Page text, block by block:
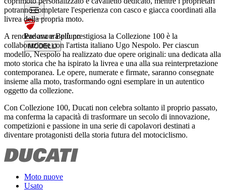
Padova e Belluno
MODELLI
potranno completare l'esperienza con casco e giacca coordinati alla
livrea della propria moto.
A rendere ancora più prestigiosa la Collezione 100 è la
collaborazione con l'artista italiano Ugo Nespolo. Per ciascun
modello, Nespolo ha realizzato due opere originali: una dedicata alla
moto storica che ha ispirato la livrea e una alla sua reinterpretazione
contemporanea. Le opere, numerate e firmate, saranno consegnate
insieme alla moto, trasformando ogni esemplare in un autentico
oggetto da collezione.
Con Collezione 100, Ducati non celebra soltanto il proprio passato,
ma conferma la capacità di trasformare un secolo di innovazione,
competizioni e passione in una serie di capolavori destinati a
diventare protagonisti della storia futura del motociclismo.
Moto nuove
Usato